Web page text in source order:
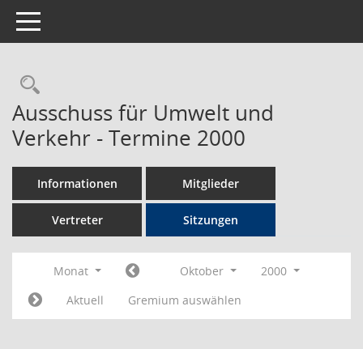
Toggle navigation
Rechercheauswahl
Ausschuss für Umwelt und
Verkehr - Termine 2000
Informationen Mitglieder
Vertreter Sitzungen
Monat Oktober
2000
Aktuell
Gremium auswählen